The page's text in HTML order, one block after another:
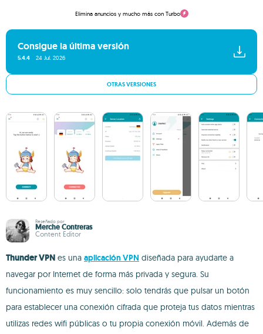
Elimina anuncios y mucho más con Turbo
Consigue la última versión
5.4.4 24 Jul. 2026
OTRAS VERSIONES
Reseñado por
Merche Contreras
Content Editor
Thunder VPN es una aplicación VPN diseñada para ayudarte a
navegar por Internet de forma más privada y segura. Su
funcionamiento es muy sencillo: solo tendrás que pulsar un botón
para establecer una conexión cifrada que proteja tus datos mientras
utilizas redes wifi públicas o tu propia conexión móvil. Además de